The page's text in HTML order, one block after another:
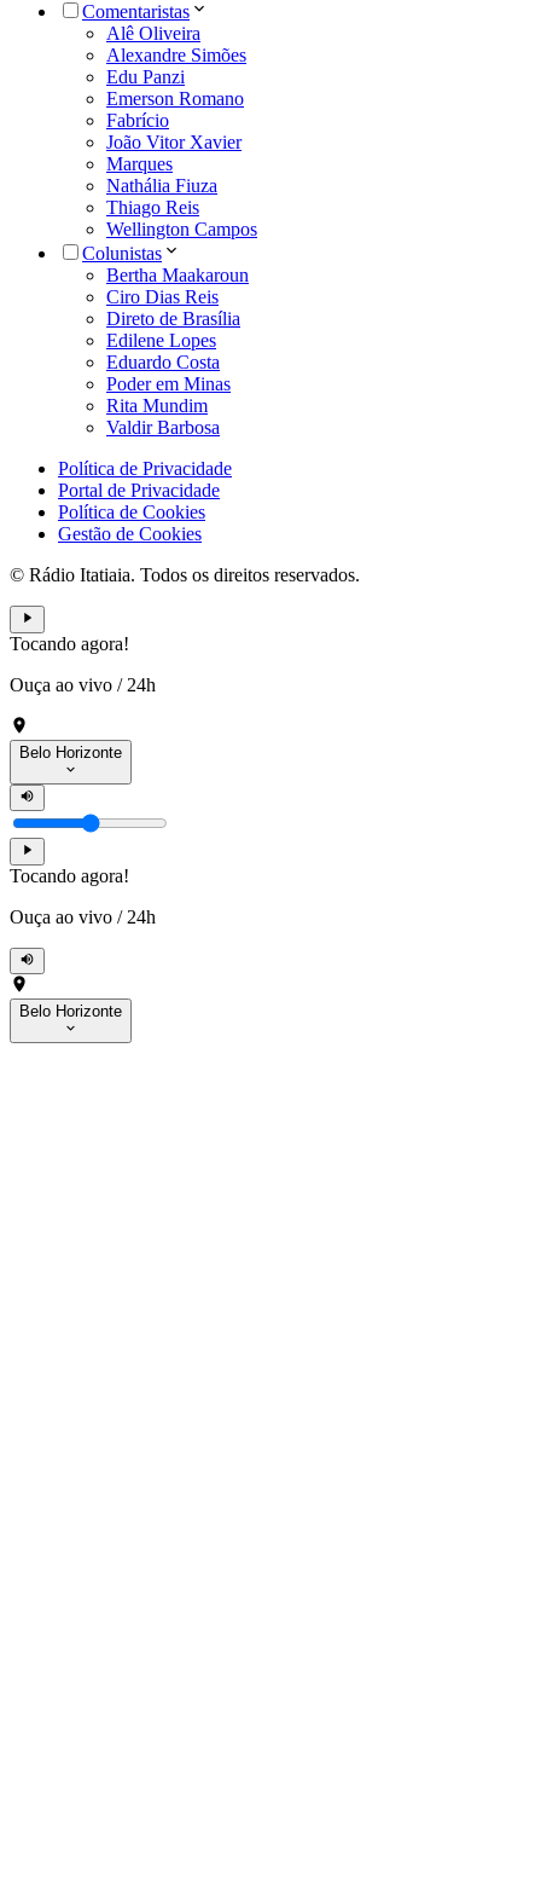
Comentaristas
Alê Oliveira
Alexandre Simões
Edu Panzi
Emerson Romano
Fabrício
João Vitor Xavier
Marques
Nathália Fiuza
Thiago Reis
Wellington Campos
Colunistas
Bertha Maakaroun
Ciro Dias Reis
Direto de Brasília
Edilene Lopes
Eduardo Costa
Poder em Minas
Rita Mundim
Valdir Barbosa
Política de Privacidade
Portal de Privacidade
Política de Cookies
Gestão de Cookies
© Rádio Itatiaia. Todos os direitos reservados.
Tocando agora!
Ouça ao vivo / 24h
Belo Horizonte
Tocando agora!
Ouça ao vivo / 24h
Belo Horizonte